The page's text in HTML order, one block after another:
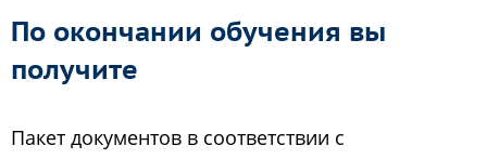
По окончании обучения вы
получите
Пакет документов в соответствии с